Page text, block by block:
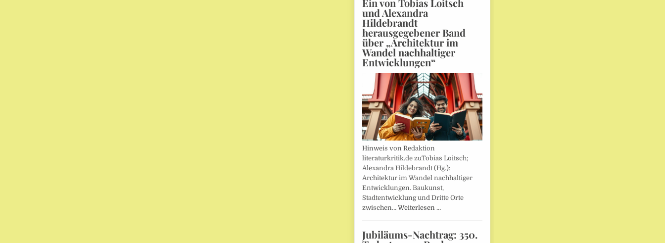
Ein von Tobias Loitsch
und Alexandra
Hildebrandt
herausgegebener Band
über „Architektur im
Wandel nachhaltiger
Entwicklungen“
Hinweis von Redaktion
literaturkritik.de zuTobias Loitsch;
Alexandra Hildebrandt (Hg.):
Architektur im Wandel nachhaltiger
Entwicklungen. Baukunst,
Stadtentwicklung und Dritte Orte
zwischen… Weiterlesen …
Jubiläums-Nachtrag: 350.